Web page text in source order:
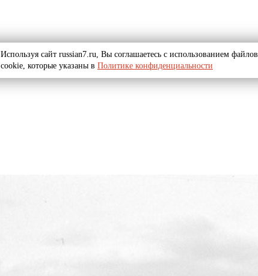
Используя сайт russian7.ru, Вы соглашаетесь с использованием файлов
cookie, которые указаны в Политике конфиденциальности